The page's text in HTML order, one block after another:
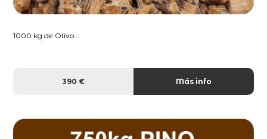
1000 kg de Olivo...
390 € Más info